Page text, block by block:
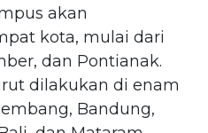
akan
kota, mulai dari
dan Pontianak.
dilakukan di enam
Bandung,